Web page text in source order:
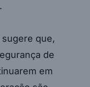
que,
de
em